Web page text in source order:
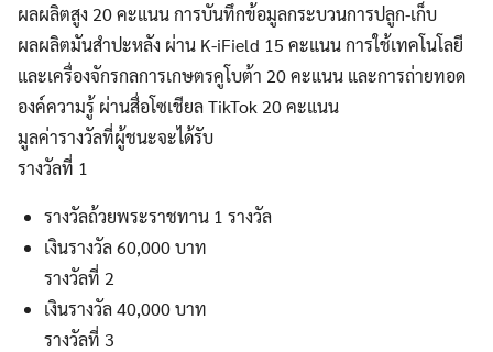
ผลผลิตสูง 20 คะแนน การบันทึกข้อมูลกระบวนการปลูก-เก็บ
ผลผลิตมันสำปะหลัง ผ่าน K-iField 15 คะแนน การใช้เทคโนโลยี
และเครื่องจักรกลการเกษตรคูโบต้า 20 คะแนน และการถ่ายทอด
องค์ความรู้ ผ่านสื่อโซเชียล TikTok 20 คะแนน
มูลค่ารางวัลที่ผู้ชนะจะได้รับ
รางวัลที่ 1
รางวัลถ้วยพระราชทาน 1 รางวัล
เงินรางวัล 60,000 บาท
รางวัลที่ 2
เงินรางวัล 40,000 บาท
รางวัลที่ 3